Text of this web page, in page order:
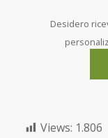
Desidero
Views: 1.806